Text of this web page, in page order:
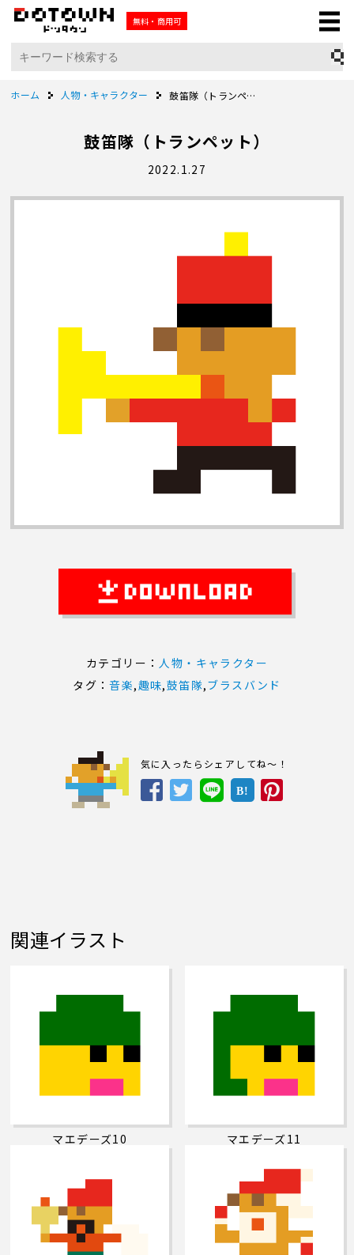
無料・商用可
ホーム 人物・キャラクター 鼓笛隊（トランペット）
鼓笛隊（トランペット）
2022.1.27
カテゴリー：人物・キャラクター
タグ：音楽,趣味,鼓笛隊,ブラスバンド
気に入ったらシェアしてね～！
B!
関連イラスト
マエデーズ10 マエデーズ11